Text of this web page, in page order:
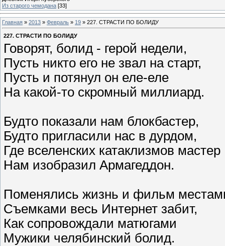
Из старого чемодана [33]
Главная » 2013 » Февраль » 19 » 227. СТРАСТИ ПО БОЛИДУ
227. СТРАСТИ ПО БОЛИДУ
Говорят, болид - герой недели,
Пусть никто его не звал на старт,
Пусть и потянул он еле-еле
На какой-то скромный миллиард.
Будто показали нам блокбастер,
Будто пригласили нас в дурдом,
Где вселенских катаклизмов мастер
Нам изобразил Армагеддон.
Поменялись жизнь и фильм
Съемками весь Интернет забит,
Как сопровождали матюгами
Мужики челябинский болид.